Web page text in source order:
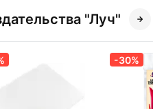
"Луч"
-30%